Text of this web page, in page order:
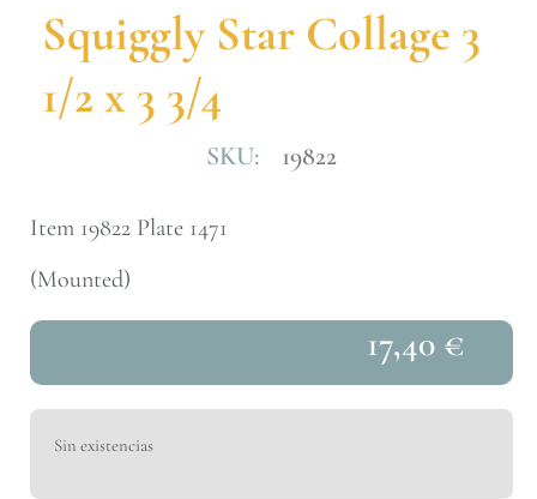
Squiggly Star Collage 3
1/2 x 3 3/4
SKU: 19822
Item 19822 Plate 1471
(Mounted)
17,40 €
Sin existencias